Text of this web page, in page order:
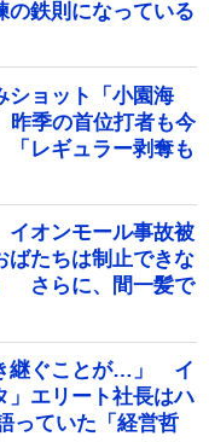
の鉄則になっている
ショット「小園海
季の首位打者も今
レギュラー剥奪も
オンモール事故被
たちは制止できな
さらに、間一髪で
継ぐことが…」 イ
」エリート社長はハ
っていた「経営哲